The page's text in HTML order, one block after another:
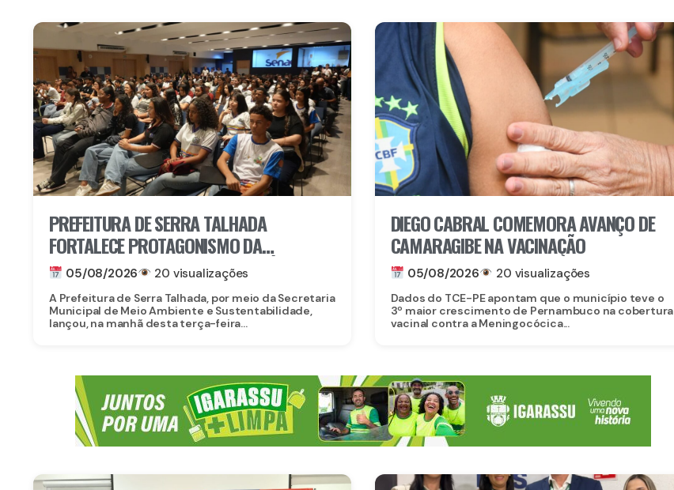
PREFEITURA DE SERRA TALHADA
FORTALECE PROTAGONISMO DA
JUVENTUDE NO ENFRENTAMENTO ÀS
MUDANÇAS CLIMÁTICAS
05/08/2026 20 visualizações
A Prefeitura de Serra Talhada, por meio da Secretaria
Municipal de Meio Ambiente e Sustentabilidade,
lançou, na manhã desta terça-feira...
DIEGO CABRAL COMEMORA AVANÇO DE
CAMARAGIBE NA VACINAÇÃO
05/08/2026 20 visualizações
Dados do TCE-PE apontam que o município teve o
3º maior crescimento de Pernambuco na cobertura
vacinal contra a Meningocócica...